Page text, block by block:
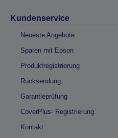
Kundenservice
Neueste Angebote
Sparen mit Epson
Produktregistrierung
Rücksendung
Garantieprüfung
CoverPlus- Registrierung
Kontakt